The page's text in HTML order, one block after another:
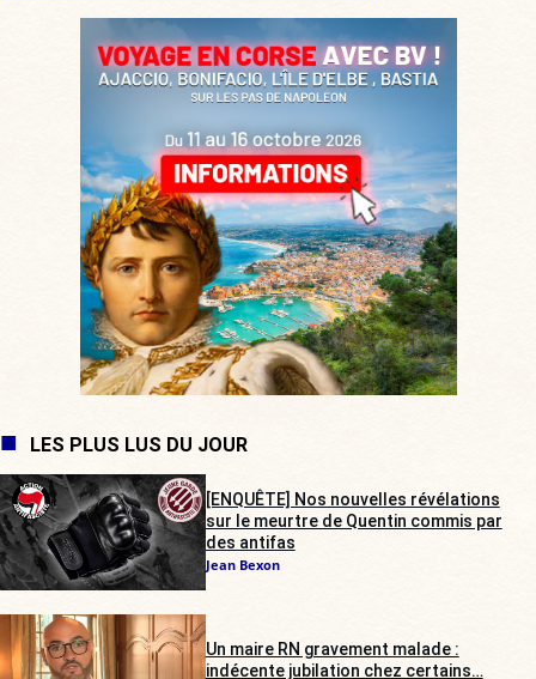
LES PLUS LUS DU JOUR
[ENQUÊTE] Nos nouvelles révélations
sur le meurtre de Quentin commis par
des antifas
Jean Bexon
Un maire RN gravement malade :
indécente jubilation chez certains…